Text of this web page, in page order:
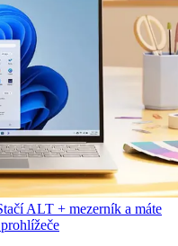
ALT + mezerník a máte